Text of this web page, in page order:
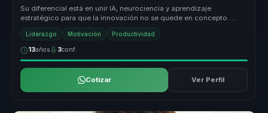
Su diferencial está en unir IA, neurociencia y aprendizaje
estratégico para que la innovación no se quede en concepto.
Convierte tendenci...
Liderazgo Motivación Productividad
13años 3conf.
Cotizar Ver Perfil